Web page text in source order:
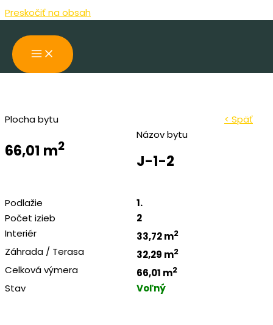
Preskočiť na obsah
< Späť
Plocha bytu
66,01 m2
Názov bytu
J-1-2
Podlažie
1.
Počet izieb
2
Interiér
33,72 m2
Záhrada / Terasa 32,29 m2
Celková výmera 66,01 m2
Stav Voľný